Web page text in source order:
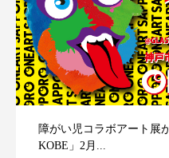
障がい児コラボアート展
KOBE」2月...